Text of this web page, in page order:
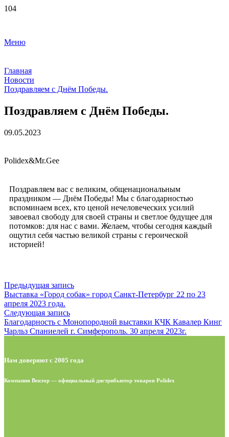
Меню
Главная
Новости
Поздравляем с Днём Победы.
Поздравляем с Днём Победы.
09.05.2023
Polidex&Mr.Gee
Поздравляем вас с великим, общенациональным
праздником — Днём Победы! Мы с благодарностью
вспоминаем всех, кто ценой нечеловеческих усилий
завоевал свободу для своей страны и светлое будущее для
потомков: для нас с вами. Желаем, чтобы сегодня каждый
ощутил себя частью великой страны с героической
историей!
Предыдущая запись
Выставка «Город собак» город Санкт-Петербург 22 по 23
апреля 2023 года.
Следующая запись
Благодарность с Монопородной выставки КЧК Кавалер Кинг
Чарльз Спаниелей г. Симферополь. 30 апреля 2023г.
Нам доверяют с 2005 года
Компания Вектор — официальный дистрибьютор товаров Polidex